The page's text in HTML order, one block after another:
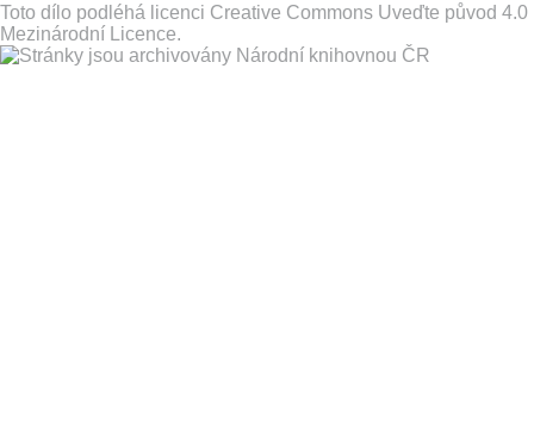
Toto dílo podléhá licenci Creative Commons Uveďte původ 4.0
Mezinárodní Licence.